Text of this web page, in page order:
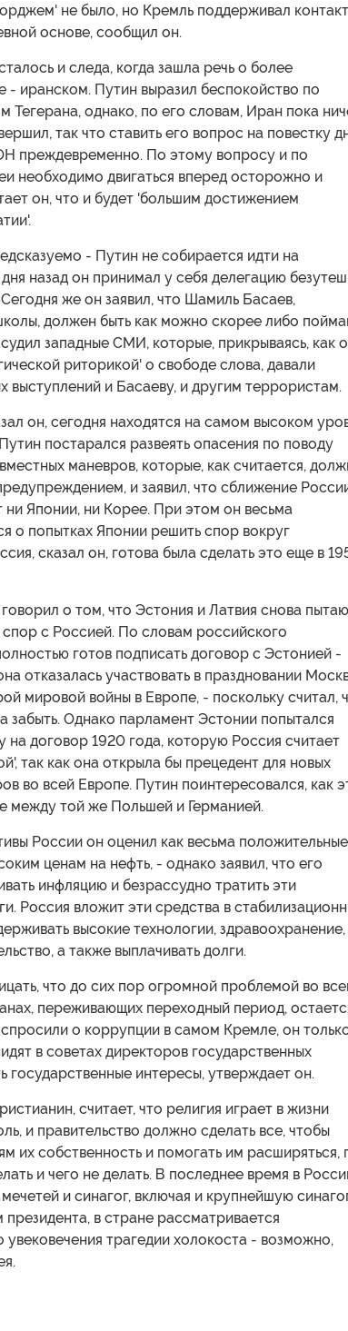
не было, но Кремль поддерживал
основе, сообщил он.
и следа, когда зашла речь о более
- иранском. Путин выразил беспокойство по
Тегерана, однако, по его словам, Иран пока
так что ставить его вопрос на повестку
преждевременно. По этому вопросу и по
необходимо двигаться вперед осторожно и
он, что и будет 'большим достижением
- Путин не собирается идти на
назад он принимал у себя делегацию
же он заявил, что Шамиль Басаев,
должен быть как можно скорее либо
западные СМИ, которые, прикрываясь, как
риторикой' о свободе слова, давали
выступлений и Басаеву, и другим террористам.
он, сегодня находятся на самом высоком
постарался развеять опасения по поводу
маневров, которые, как считается,
и заявил, что сближение
ни Японии, ни Корее. При этом он весьма
о попытках Японии решить спор вокруг
сказал он, готова была сделать это еще в
о том, что Эстония и Латвия снова
спор с Россией. По словам российского
готов подписать договор с Эстонией -
отказалась участвовать в праздновании
мировой войны в Европе, - поскольку считал,
забыть. Однако парламент Эстонии попытался
на договор 1920 года, которую Россия считает
так как она открыла бы прецедент для новых
во всей Европе. Путин поинтересовался, как
между той же Польшей и Германией.
России он оценил как весьма
ценам на нефть, - однако заявил, что его
инфляцию и безрассудно тратить эти
Россия вложит эти средства в
высокие технологии, здравоохранение,
а также выплачивать долги.
что до сих пор огромной проблемой во
переживающих переходный период,
о коррупции в самом Кремле, он
в советах директоров государственных
государственные интересы, утверждает он.
считает, что религия играет в жизни
и правительство должно сделать все, чтобы
их собственность и помогать им расширяться,
и чего не делать. В последнее время в
и синагог, включая и крупнейшую
в стране рассматривается
трагедии холокоста - возможно,